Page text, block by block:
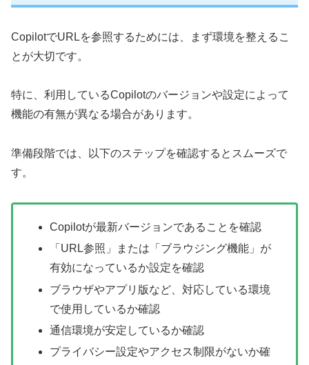
CopilotでURLを参照するためには、まず環境を整えるこ
とが大切です。
特に、利用しているCopilotのバージョンや設定によって
機能の有無が異なる場合があります。
準備段階では、以下のステップを確認するとスムーズで
す。
Copilotが最新バージョンであることを確認
「URL参照」または「ブラウジング機能」が
有効になっているか設定を確認
ブラウザやアプリ版など、対応している環境
で使用しているか確認
通信環境が安定しているか確認
プライバシー設定やアクセス制限がないか確